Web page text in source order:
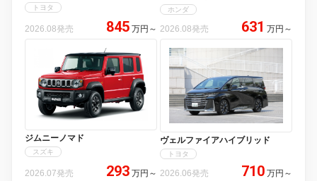
トヨタ
2026.08発売 845 万円 ～
ホンダ
2026.08発売 631 万円 ～
ジムニーノマド
スズキ
2026.07発売 293 万円 ～
ヴェルファイアハイブリッド
トヨタ
2026.06発売 710 万円 ～